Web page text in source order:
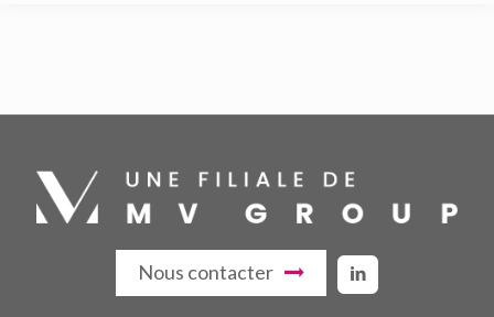
Nous contacter